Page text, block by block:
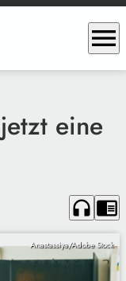
menu
eine
headphones chrome_reader_mode
Anastassiya/Adobe Stock